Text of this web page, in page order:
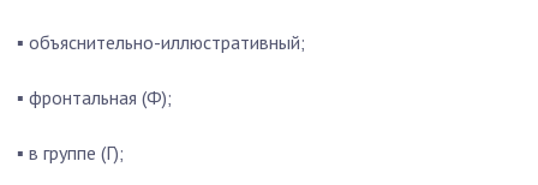
▪ объяснительно-иллюстративный;
▪ фронтальная (Ф);
▪ в группе (Г);